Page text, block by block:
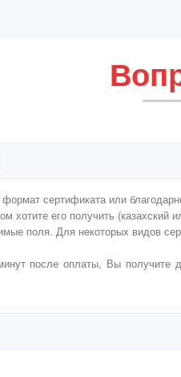
сертификата или
хотите его получить (казахский
поля. Для некоторых видов
после оплаты, Вы получите